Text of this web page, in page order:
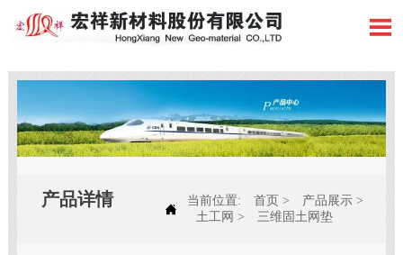

产品详情 
当前位置: 首页 > 产品展示 >
土工网 > 三维固土网垫